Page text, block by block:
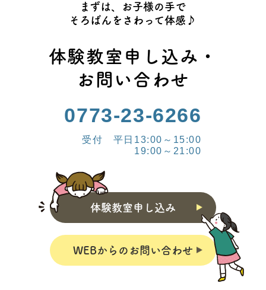
まずは、お子様の手で
そろばんをさわって体感♪
体験教室申し込み・
お問い合わせ
0773-23-6266
受付 平日13:00～15:00
19:00～21:00
体験教室申し込み
WEBからのお問い合わせ